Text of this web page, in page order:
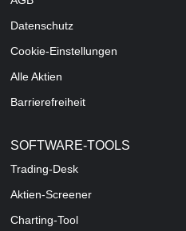
Datenschutz
Cookie-Einstellungen
Alle Aktien
Barrierefreiheit
SOFTWARE-TOOLS
Trading-Desk
Aktien-Screener
Charting-Tool